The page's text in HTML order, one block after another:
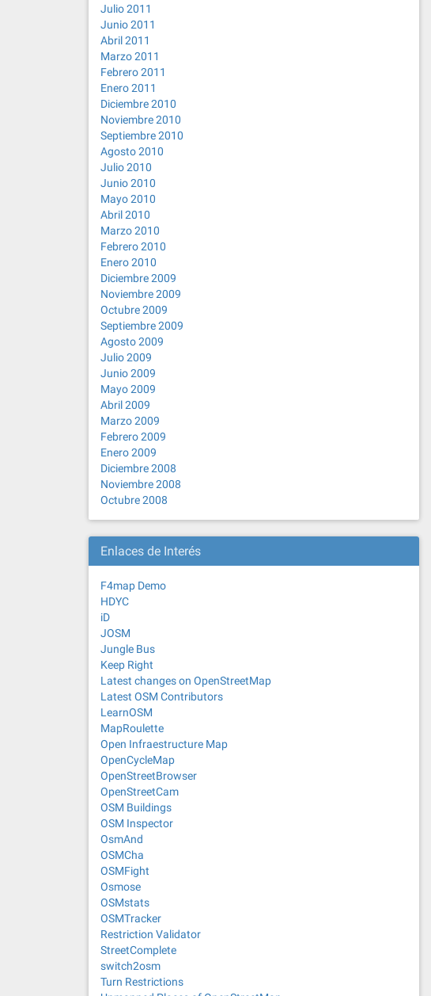
Julio 2011
Junio 2011
Abril 2011
Marzo 2011
Febrero 2011
Enero 2011
Diciembre 2010
Noviembre 2010
Septiembre 2010
Agosto 2010
Julio 2010
Junio 2010
Mayo 2010
Abril 2010
Marzo 2010
Febrero 2010
Enero 2010
Diciembre 2009
Noviembre 2009
Octubre 2009
Septiembre 2009
Agosto 2009
Julio 2009
Junio 2009
Mayo 2009
Abril 2009
Marzo 2009
Febrero 2009
Enero 2009
Diciembre 2008
Noviembre 2008
Octubre 2008
Enlaces de Interés
F4map Demo
HDYC
iD
JOSM
Jungle Bus
Keep Right
Latest changes on OpenStreetMap
Latest OSM Contributors
LearnOSM
MapRoulette
Open Infraestructure Map
OpenCycleMap
OpenStreetBrowser
OpenStreetCam
OSM Buildings
OSM Inspector
OsmAnd
OSMCha
OSMFight
Osmose
OSMstats
OSMTracker
Restriction Validator
StreetComplete
switch2osm
Turn Restrictions